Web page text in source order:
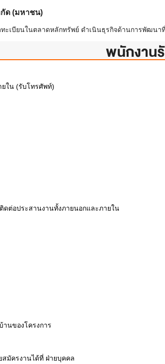
ด (มหาชน)
เบียนในตลาดหลักทรัพย์ ดำเนินธุรกิจด้านการพัฒนา
พนักงาน
ใน (รับโทรศัพท์)
ต่อประสานงานทั้งภายนอกและภายใน
นของโครงการ
สมัครงานได้ที่ ฝ่ายบุคคล